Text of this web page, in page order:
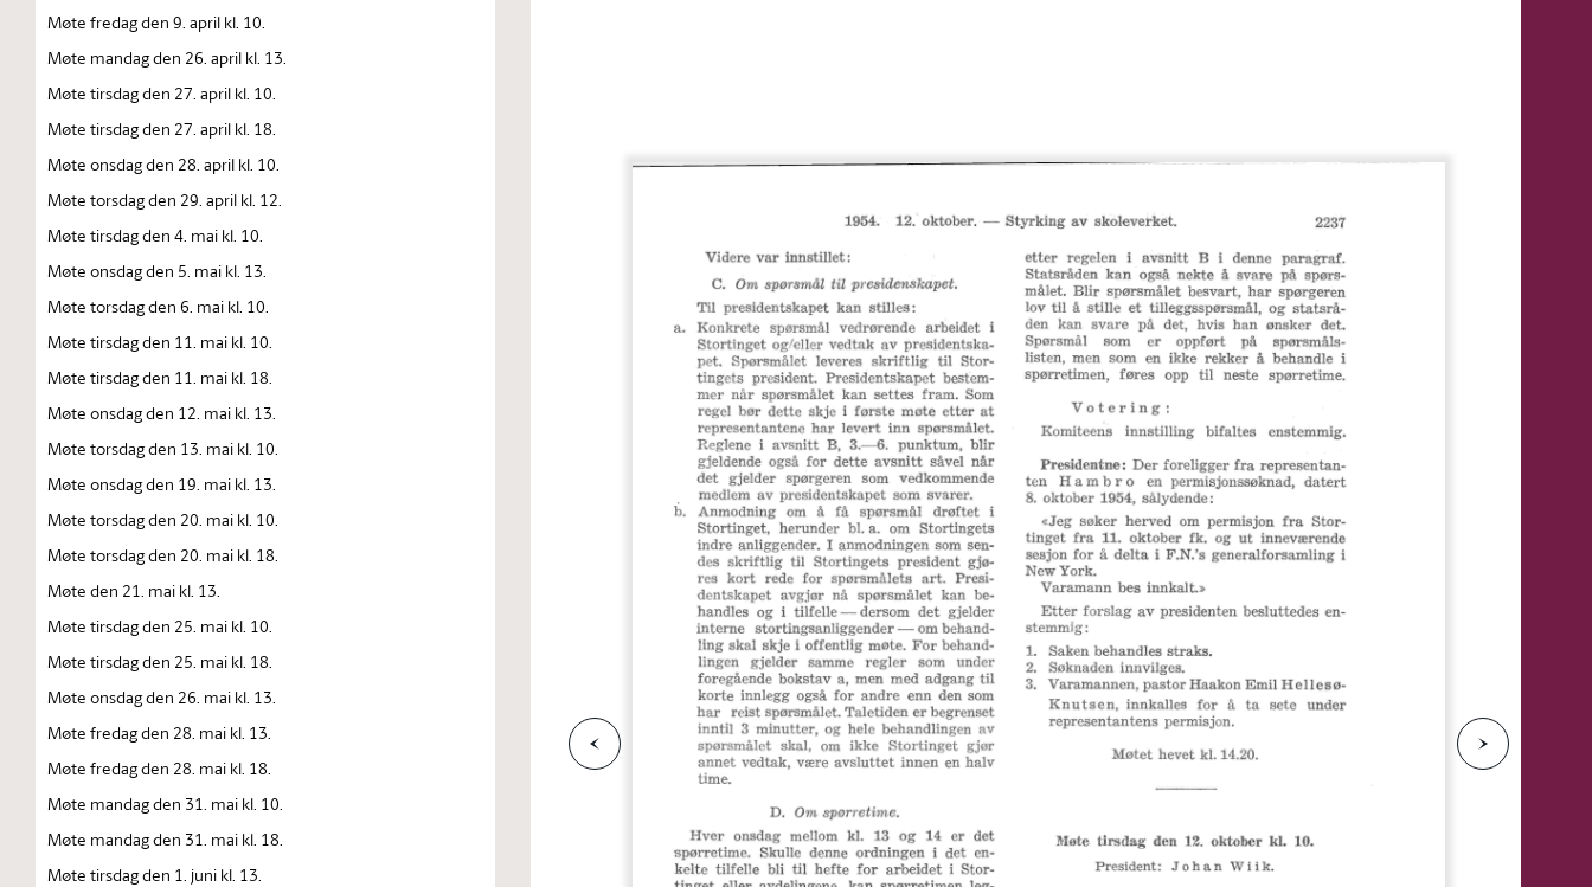
Møte fredag den 9. april kl. 10.
Møte mandag den 26. april kl. 13.
Møte tirsdag den 27. april kl. 10.
Møte tirsdag den 27. april kl. 18.
Møte onsdag den 28. april kl. 10.
Møte torsdag den 29. april kl. 12.
Møte tirsdag den 4. mai kl. 10.
Møte onsdag den 5. mai kl. 13.
Møte torsdag den 6. mai kl. 10.
Møte tirsdag den 11. mai kl. 10.
Møte tirsdag den 11. mai kl. 18.
Møte onsdag den 12. mai kl. 13.
Møte torsdag den 13. mai kl. 10.
Møte onsdag den 19. mai kl. 13.
Møte torsdag den 20. mai kl. 10.
Møte torsdag den 20. mai kl. 18.
Møte den 21. mai kl. 13.
Møte tirsdag den 25. mai kl. 10.
Møte tirsdag den 25. mai kl. 18.
Møte onsdag den 26. mai kl. 13.
Møte fredag den 28. mai kl. 13.
Møte fredag den 28. mai kl. 18.
Møte mandag den 31. mai kl. 10.
Møte mandag den 31. mai kl. 18.
Møte tirsdag den 1. juni kl. 13.
F
o
rr
i
g
e
s
i
de N
e
s
t
e
s
i
d
e